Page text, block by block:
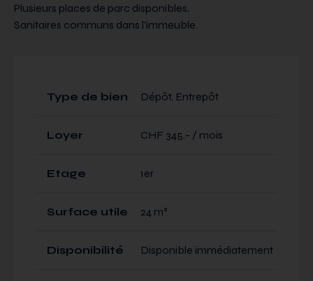
Plusieurs places de parc disponibles,
Sanitaires communs dans l’immeuble.
Type de bien Dépôt, Entrepôt
Loyer CHF 345.- / mois
Etage 1er
Surface utile 24 m²
Disponibilité Disponible immédiatement